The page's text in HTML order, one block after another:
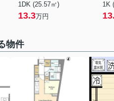
1DK (25.57㎡)
13.3万円
1K
物件